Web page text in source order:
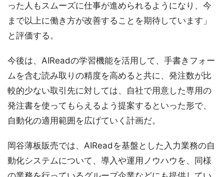
った人もスムーズに仕事が進められるようになり、今
まで以上に働き方が改善することを期待しています」
と評価する。
今後は、AIReadの学習機能を活用して、手書きフォー
ムを含む読み取りの精度を高めると共に、発注数が比
較的少ない取引先に対しては、自社で用意した専用の
発注書を使ってもらえるよう提案するといった形で、
自動化の適用範囲を広げていく計画だ。
岡谷薄板販売では、AIReadを基盤とした入力業務の自
動化システムについて、導入や運用ノウハウを、同様